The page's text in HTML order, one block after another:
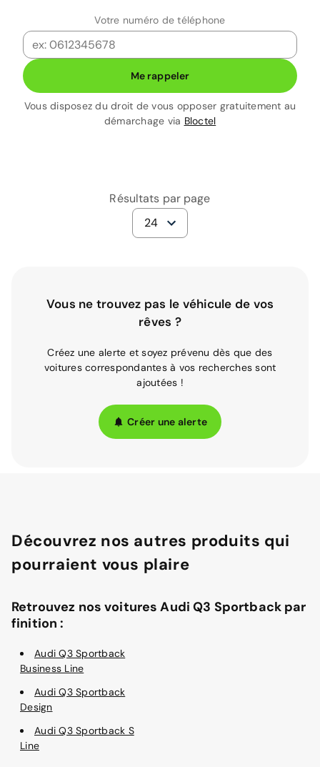
Votre numéro de téléphone
Me rappeler
Vous disposez du droit de vous opposer gratuitement au
démarchage via Bloctel
Résultats par page
24
Vous ne trouvez pas le véhicule de vos
rêves ?
Créez une alerte et soyez prévenu dès que des
voitures correspondantes à vos recherches sont
ajoutées !
Créer une alerte
Découvrez nos autres produits qui
pourraient vous plaire
Retrouvez nos voitures Audi Q3 Sportback par
finition :
Audi Q3 Sportback
Business Line
Audi Q3 Sportback
Design
Audi Q3 Sportback S
Line